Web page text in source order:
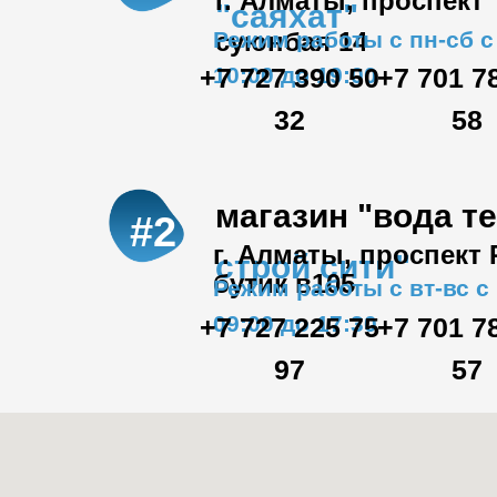
"саяхат"
суюнбая 14
магазин "вода
строй сити"
г. Алматы, проспект
бутик в105
Режим работы с пн-сб с
10:00 до 19:00
Режим работы с вт-вс с
09:00 до 17:30
+7 701
58
+7 727 390 50
32
+7 701
57
+7 727 225 75
97
#2